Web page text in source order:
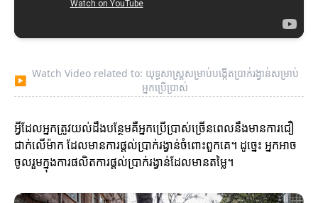
▶
Watch Video related to: យុទ្ធសាស្ត្រសម្រាប់បង្កើតប្រាក់រង្វាន់សម្រាប់
អ្នកប្រើប្រាស់
អ្វីដែលអ្នកត្រូវយល់ដឹងបន្ថែមគឺអ្នកប្រើប្រាស់ច្រើនពេលនឹងមានការជឿ
ជាក់លើម៉ាក ដែលមានការផ្តល់ប្រាក់រង្វាន់ចំពោះពួកគេ។ ដូច្នេះ អ្នកអាច
ចូលរួមក្នុងការផលិតការផ្តល់ប្រាក់រង្វាន់ដែលមានតម្លៃ។